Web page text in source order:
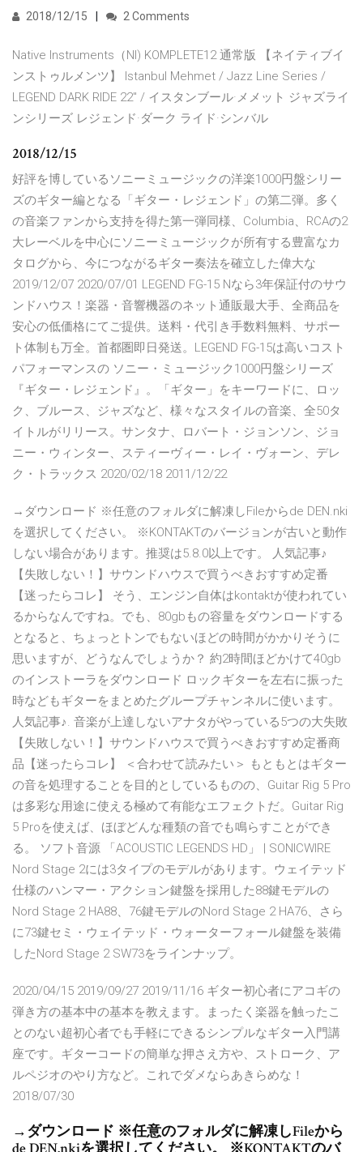
2018/12/15 2 Comments
Native Instruments（NI) KOMPLETE12 通常版 【ネイティブイ
ンストゥルメンツ】 Istanbul Mehmet / Jazz Line Series /
LEGEND DARK RIDE 22" / イスタンブール·メメット ジャズライ
ンシリーズ レジェンド·ダーク ライド·シンバル
2018/12/15
好評を博しているソニーミュージックの洋楽1000円盤シリー
ズのギター編となる「ギター・レジェンド」の第二弾。多く
の音楽ファンから支持を得た第一弾同様、Columbia、RCAの2
大レーベルを中心にソニーミュージックが所有する豊富なカ
タログから、今につながるギター奏法を確立した偉大な
2019/12/07 2020/07/01 LEGEND FG-15 Nなら3年保証付のサウ
ンドハウス！楽器・音響機器のネット通販最大手、全商品を
安心の低価格にてご提供。送料・代引き手数料無料、サポー
ト体制も万全。首都圏即日発送。LEGEND FG-15は高いコスト
パフォーマンスの ソニー・ミュージック1000円盤シリーズ
『ギター・レジェンド』。「ギター」をキーワードに、ロッ
ク、ブルース、ジャズなど、様々なスタイルの音楽、全50タ
イトルがリリース。サンタナ、ロバート・ジョンソン、ジョ
ニー・ウィンター、スティーヴィー・レイ・ヴォーン、デレ
ク・トラックス 2020/02/18 2011/12/22
→ダウンロード ※任意のフォルダに解凍しFileからde DEN.nki
を選択してください。 ※KONTAKTのバージョンが古いと動作
しない場合があります。推奨は5.8.0以上です。 人気記事♪
【失敗しない！】サウンドハウスで買うべきおすすめ定番
【迷ったらコレ】 そう、エンジン自体はkontaktが使われてい
るからなんですね。でも、80gbもの容量をダウンロードする
となると、ちょっとトンでもないほどの時間がかかりそうに
思いますが、どうなんでしょうか？ 約2時間ほどかけて40gb
のインストーラをダウンロード ロックギターを左右に振った
時などもギターをまとめたグループチャンネルに使います。
人気記事♪. 音楽が上達しないアナタがやっている5つの大失敗
【失敗しない！】サウンドハウスで買うべきおすすめ定番商
品【迷ったらコレ】 ＜合わせて読みたい＞ もともとはギター
の音を処理することを目的としているものの、Guitar Rig 5 Pro
は多彩な用途に使える極めて有能なエフェクトだ。Guitar Rig
5 Proを使えば、ほぼどんな種類の音でも鳴らすことができ
る。 ソフト音源 「ACOUSTIC LEGENDS HD」 | SONICWIRE
Nord Stage 2には3タイプのモデルがあります。ウェイテッド
仕様のハンマー・アクション鍵盤を採用した88鍵モデルの
Nord Stage 2 HA88、76鍵モデルのNord Stage 2 HA76、さら
に73鍵セミ・ウェイテッド・ウォーターフォール鍵盤を装備
したNord Stage 2 SW73をラインナップ。
2020/04/15 2019/09/27 2019/11/16 ギター初心者にアコギの
弾き方の基本中の基本を教えます。まったく楽器を触ったこ
とのない超初心者でも手軽にできるシンプルなギター入門講
座です。ギターコードの簡単な押さえ方や、ストローク、ア
ルペジオのやり方など。これでダメならあきらめな！
2018/07/30
→ダウンロード ※任意のフォルダに解凍しFileから